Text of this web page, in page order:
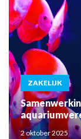
ZAKELIJK
2 oktober 2025